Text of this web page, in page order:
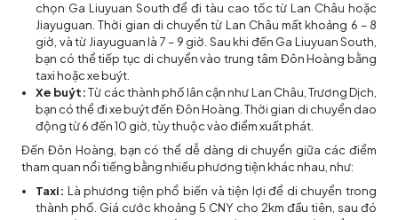
chọn Ga Liuyuan South để đi tàu cao tốc từ Lan Châu hoặc
Jiayuguan. Thời gian di chuyển từ Lan Châu mất khoảng 6 – 8
giờ, và từ Jiayuguan là 7 – 9 giờ. Sau khi đến Ga Liuyuan South,
bạn có thể tiếp tục di chuyển vào trung tâm Đôn Hoàng bằng
taxi hoặc xe buýt.
Xe buýt:Từ các thành phố lân cận như Lan Châu, Trương Dịch,
bạn có thể đi xe buýt đến Đôn Hoàng. Thời gian di chuyển dao
động từ 6 đến 10 giờ, tùy thuộc vào điểm xuất phát.
Đến Đôn Hoàng, bạn có thể dễ dàng di chuyển giữa các điểm
tham quan nổi tiếng bằng nhiều phương tiện khác nhau, như:
Taxi: Là phương tiện phổ biến và tiện lợi để di chuyển trong
thành phố. Giá cước khoảng 5 CNY cho 2km đầu tiên, sau đó